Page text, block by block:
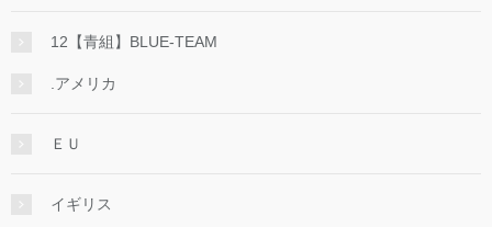
12【青組】BLUE-TEAM
.アメリカ
ＥＵ
イギリス